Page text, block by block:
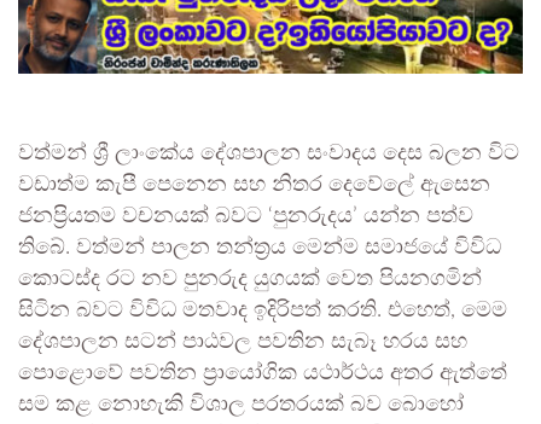
වත්මන් ශ්‍රී ලාංකේය දේශපාලන සංවාදය දෙස බලන විට
වඩාත්ම කැපී පෙනෙන සහ නිතර දෙවේලේ ඇසෙන
ජනප්‍රියතම වචනයක් බවට ‘පුනරුදය’ යන්න පත්ව
තිබේ. වත්මන් පාලන තන්ත්‍රය මෙන්ම සමාජයේ විවිධ
කොටස්ද රට නව පුනරුද යුගයක් වෙත පියනගමින්
සිටින බවට විවිධ මතවාද ඉදිරිපත් කරති. එහෙත්, මෙම
දේශපාලන සටන් පාඨවල පවතින සැබෑ හරය සහ
පොළොවේ පවතින ප්‍රායෝගික යථාර්ථය අතර ඇත්තේ
සම කළ නොහැකි විශාල පරතරයක් බව බොහෝ